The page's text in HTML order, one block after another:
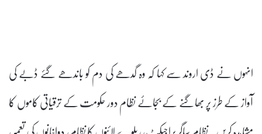
انہوں نے ڈی اروند سے کہا کہ وہ گدھے کی دم کو باندھے گئے ڈبے کی
آواز کے طرز پر بھاگنے کے بجائے نظام دور حکومت کے ترقیاتی کاموں کا